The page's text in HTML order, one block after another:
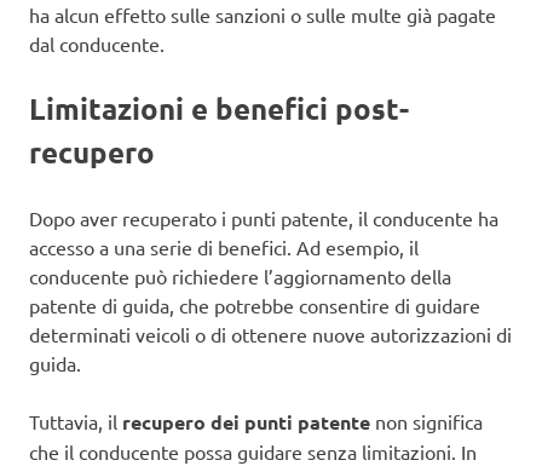
ha alcun effetto sulle sanzioni o sulle multe già pagate
dal conducente.
Limitazioni e benefici post-
recupero
Dopo aver recuperato i punti patente, il conducente ha
accesso a una serie di benefici. Ad esempio, il
conducente può richiedere l’aggiornamento della
patente di guida, che potrebbe consentire di guidare
determinati veicoli o di ottenere nuove autorizzazioni di
guida.
Tuttavia, il recupero dei punti patente non significa
che il conducente possa guidare senza limitazioni. In